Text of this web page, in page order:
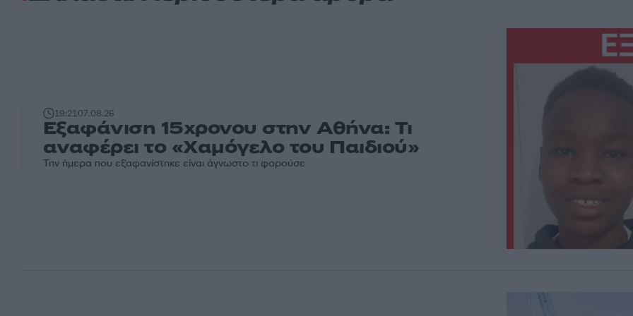
19:2107.08.26
Εξαφάνιση 15χρονου στην Αθήνα: Τι
αναφέρει το «Χαμόγελο του Παιδιού»
Την ήμερα που εξαφανίστηκε είναι άγνωστο τι φορούσε